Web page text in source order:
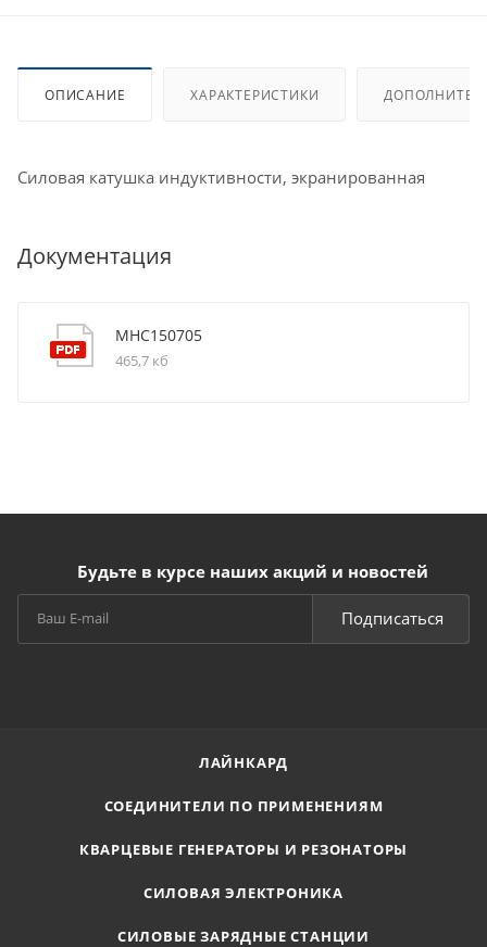
ОПИСАНИЕ ХАРАКТЕРИСТИКИ
Силовая катушка индуктивности, экранированная
Документация
MHC150705
465,7 кб
Будьте в курсе наших акций и новостей
Подписаться
ЛАЙНКАРД
СОЕДИНИТЕЛИ ПО ПРИМЕНЕНИЯМ
КВАРЦЕВЫЕ ГЕНЕРАТОРЫ И РЕЗОНАТОРЫ
СИЛОВАЯ ЭЛЕКТРОНИКА
СИЛОВЫЕ ЗАРЯДНЫЕ СТАНЦИИ